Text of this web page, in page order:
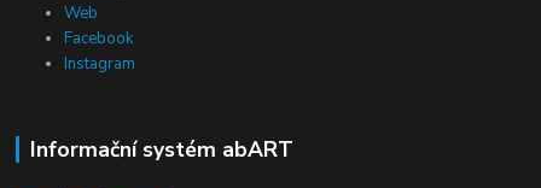
Web
Facebook
Instagram
Informační systém abART